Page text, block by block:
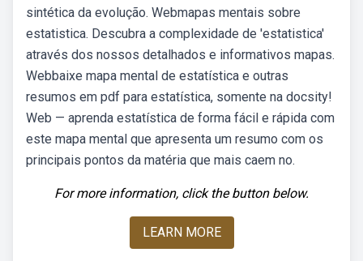
sintética da evolução. Webmapas mentais sobre
estatistica. Descubra a complexidade de 'estatistica'
através dos nossos detalhados e informativos mapas.
Webbaixe mapa mental de estatística e outras
resumos em pdf para estatística, somente na docsity!
Web — aprenda estatística de forma fácil e rápida com
este mapa mental que apresenta um resumo com os
principais pontos da matéria que mais caem no.
For more information, click the button below.
LEARN MORE